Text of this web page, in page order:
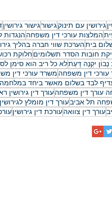
והעתיד ב-2026
גירושין עם תינוקגישורגישור גירושין
המלצות עורכי דין משפחה הנגדות
ביתהערכת שווי חברה בהליך
חובות הסדר תשלומיםחלוקת
נָבוֹן יִקְנֶה דָּעַתלא כל ריב הוא סימן
דין משפחה משרד עורכי דין
לבד בשלום מאשר ביחד במלחמה
עורך דין משפחהעורך דין גירושין
תל אביבעורך דין מומלץ לגירושין
עורך דין צוואהעורכת דין גירושין